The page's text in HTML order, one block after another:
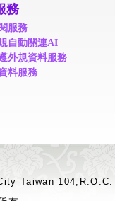
務
服務
自動關連AI
外規資料服務
料服務
Taiwan 104,R.O.C.